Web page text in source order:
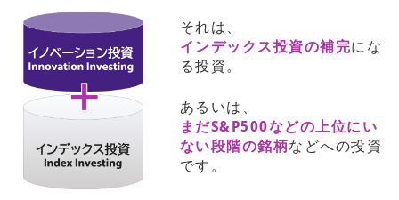
それは、
インデックス投資の補完にな
る投資。
あるいは、
まだS&P500などの上位にい
ない段階の銘柄などへの投資
です。